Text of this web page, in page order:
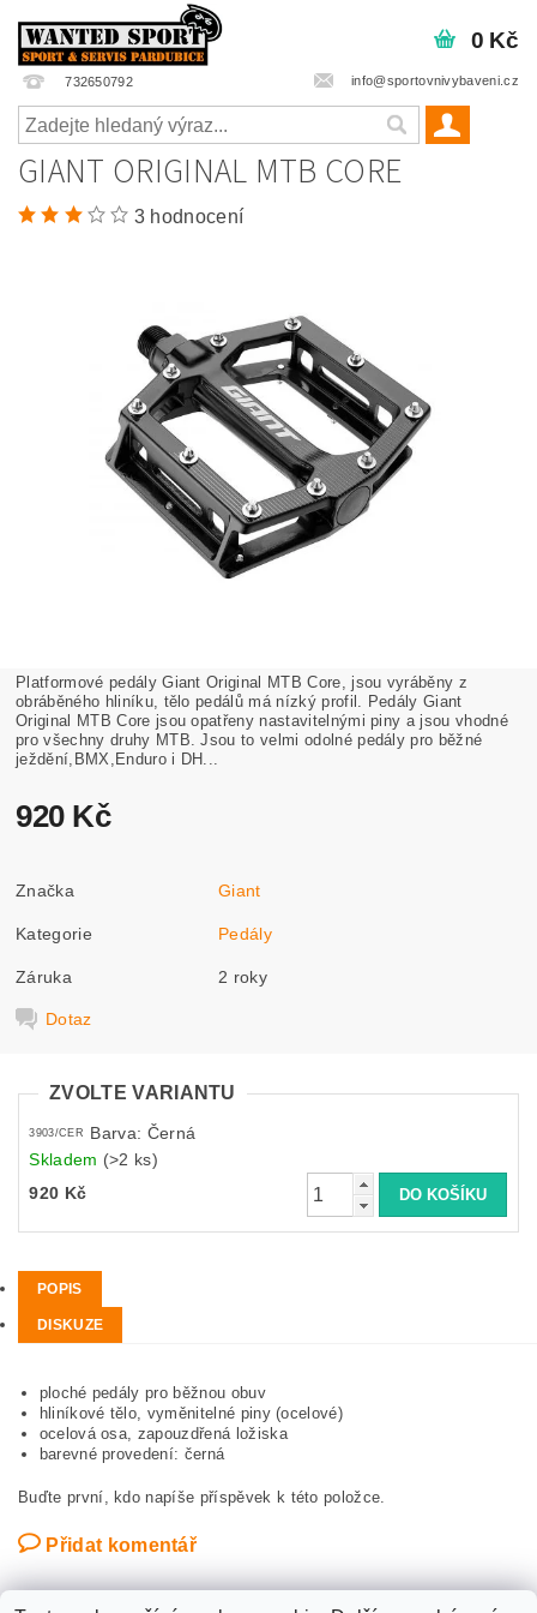
732650792 info@sportovnivybaveni.cz
0 Kč
GIANT ORIGINAL MTB CORE
3 hodnocení
Platformové pedály Giant Original MTB Core, jsou vyráběny z
obráběného hliníku, tělo pedálů má nízký profil. Pedály Giant
Original MTB Core jsou opatřeny nastavitelnými piny a jsou vhodné
pro všechny druhy MTB. Jsou to velmi odolné pedály pro běžné
ježdění,BMX,Enduro i DH...
920 Kč
Značka Giant
Kategorie Pedály
Záruka 2 roky
Dotaz
ZVOLTE VARIANTU
3903/CER
Barva: Černá
Skladem (>2 ks)
920 Kč
POPIS
DISKUZE
ploché pedály pro běžnou obuv
hliníkové tělo, vyměnitelné piny (ocelové)
ocelová osa, zapouzdřená ložiska
barevné provedení: černá
Buďte první, kdo napíše příspěvek k této položce.
Přidat komentář